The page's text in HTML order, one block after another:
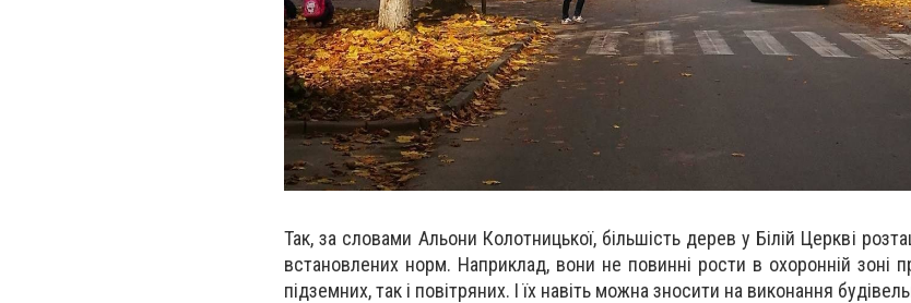
Так, за словами Альони Колотницької, більшість дерев у Білій Церкві
встановлених норм. Наприклад, вони не повинні рости в охоронній зоні
підземних, так і повітряних. І їх навіть можна зносити на виконання